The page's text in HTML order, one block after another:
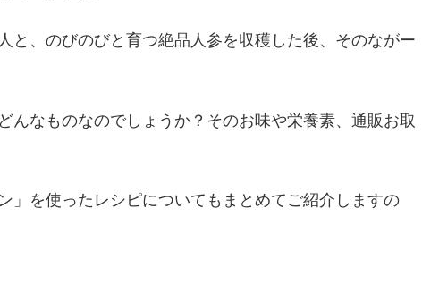
と、のびのびと育つ絶品人参を収穫した後、そのながー
んなものなのでしょうか？そのお味や栄養素、通販お取
」を使ったレシピについてもまとめてご紹介しますの